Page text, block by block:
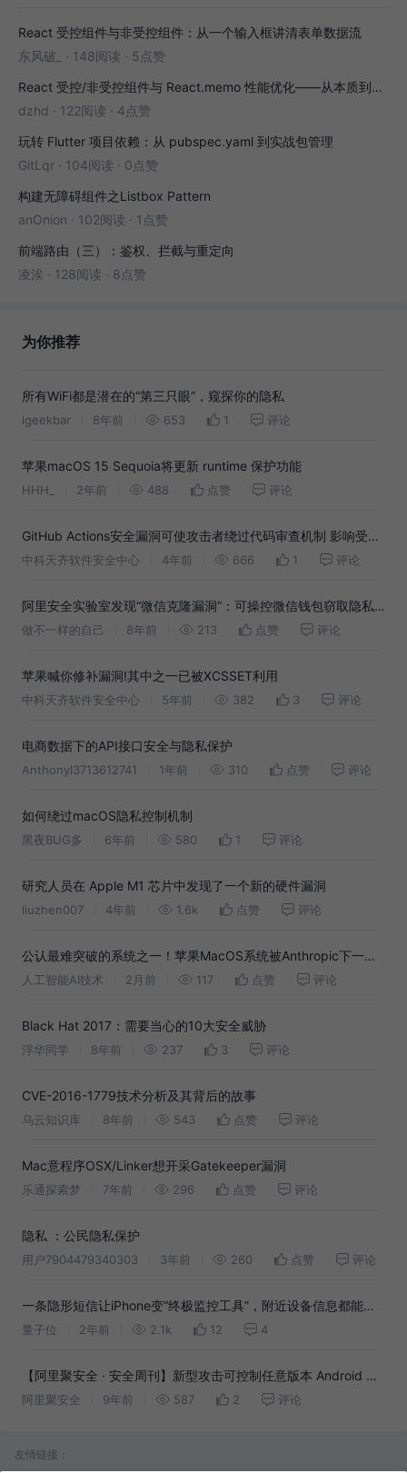
React 受控组件与非受控组件：从一个输入框讲清表单数据流
东风破_
· 148阅读 · 5点赞
React 受控/非受控组件与 React.memo 性能优化——从本质到实战
dzhd · 122阅读 · 4点赞
玩转 Flutter 项目依赖：从 pubspec.yaml 到实战包管理
GitLqr · 104阅读 · 0点赞
构建无障碍组件之Listbox Pattern
anOnion · 102阅读 · 1点赞
前端路由（三）：鉴权、拦截与重定向
凌涘 · 128阅读 · 8点赞
为你推荐
所有WiFi都是潜在的“第三只眼”，窥探你的隐私
igeekbar 8年前 653 1 评论
苹果macOS 15 Sequoia将更新 runtime 保护功能
HHH_ 2年前 488 点赞 评论
GitHub Actions安全漏洞可使攻击者绕过代码审查机制 影响受保
护分支
中科天齐软件安全中心 4年前 666 1 评论
阿里安全实验室发现“微信克隆漏洞”：可操控微信钱包窃取隐私
信息，腾讯推文致谢
做不一样的自己 8年前 213 点赞 评论
苹果喊你修补漏洞!其中之一已被XCSSET利用
中科天齐软件安全中心 5年前 382 3 评论
电商数据下的API接口安全与隐私保护
AnthonyI3713612741 1年前 310 点赞 评论
如何绕过macOS隐私控制机制
黑夜BUG多 6年前 580 1 评论
研究人员在 Apple M1 芯片中发现了一个新的硬件漏洞
liuzhen007 4年前 1.6k 点赞 评论
公认最难突破的系统之一！苹果MacOS系统被Anthropic下一代
Mythos模型"成功入侵"
人工智能AI技术 2月前 117 点赞 评论
Black Hat 2017：需要当心的10大安全威胁
浮华同学 8年前 237 3 评论
CVE-2016-1779技术分析及其背后的故事
乌云知识库 8年前 543 点赞 评论
Mac意程序OSX/Linker想开采Gatekeeper漏洞
乐通探索梦 7年前 296 点赞 评论
隐私 ：公民隐私保护
用户7904479340303 3年前 260 点赞 评论
一条隐形短信让iPhone变“终极监控工具”，附近设备信息都能获
取！苹果惊人漏洞历时4年才被发现
量子位 2年前 2.1k 12 4
【阿里聚安全 · 安全周刊】新型攻击可控制任意版本 Android 设
备 | App Store 里的色情应用生态分析
阿里聚安全 9年前 587 2 评论
友情链接：